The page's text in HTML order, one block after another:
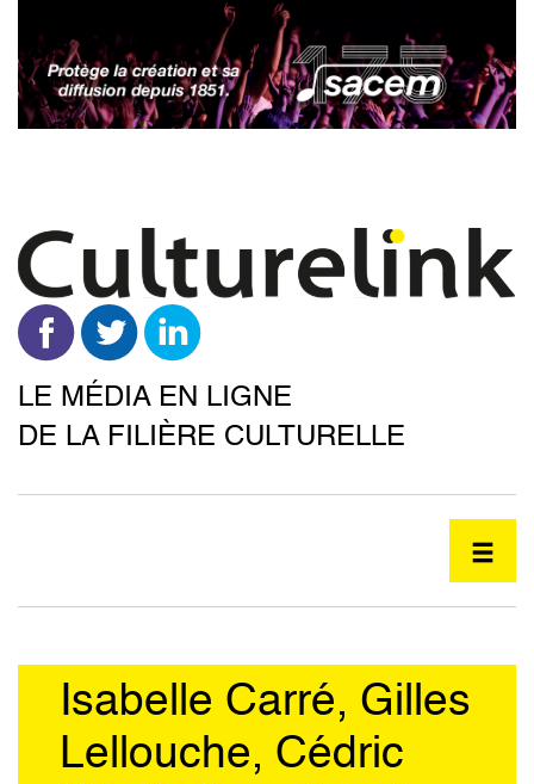
contenu
principal
LE MÉDIA EN LIGNE
DE LA FILIÈRE CULTURELLE
Isabelle Carré, Gilles
Lellouche, Cédric